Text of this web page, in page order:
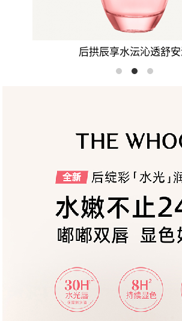
后拱辰享水沄沁透舒